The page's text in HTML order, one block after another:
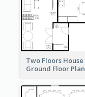
Two Floors House
Ground Floor Plan